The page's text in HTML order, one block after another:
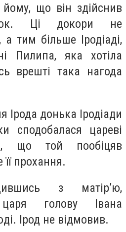
йому, що він здійснив
Ці докори не
а тим більше Іродіаді,
Пилипа, яка хотіла
врешті така нагода
Ірода донька Іродіади
сподобалася цареві
що той пообіцяв
прохання.
з матір’ю,
голову Івана
Ірод не відмовив.